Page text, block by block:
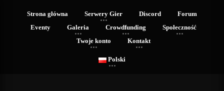
Strona główna Serwery Gier Discord
Forum
Eventy
Galeria Crowdfunding
Społeczność
Twoje konto
Kontakt
Polski